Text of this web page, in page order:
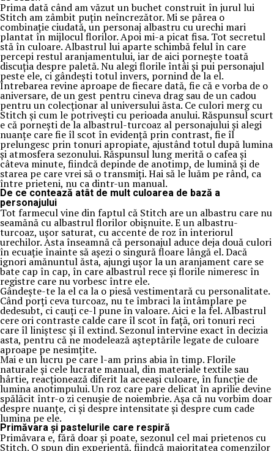
Prima dată când am văzut un buchet construit în jurul lui
Stitch am zâmbit puțin neîncrezător. Mi se părea o
combinație ciudată, un personaj albastru cu urechi mari
plantat în mijlocul florilor. Apoi mi-a picat fisa. Tot secretul
stă în culoare. Albastrul lui aparte schimbă felul în care
percepi restul aranjamentului, iar de aici pornește toată
discuția despre paletă. Nu alegi florile întâi și pui personajul
peste ele, ci gândești totul invers, pornind de la el.
Întrebarea revine aproape de fiecare dată, fie că e vorba de o
aniversare, de un gest pentru cineva drag sau de un cadou
pentru un colecționar al universului ăsta. Ce culori merg cu
Stitch și cum le potrivești cu perioada anului. Răspunsul scurt
e că pornești de la albastrul-turcoaz al personajului și alegi
nuanțe care fie îl scot în evidență prin contrast, fie îl
prelungesc prin tonuri apropiate, ajustând totul după lumina
și atmosfera sezonului. Răspunsul lung merită o cafea și
câteva minute, fiindcă depinde de anotimp, de lumină și de
starea pe care vrei să o transmiți. Hai să le luăm pe rând, ca
între prieteni, nu ca dintr-un manual.
De ce contează atât de mult culoarea de bază a
personajului
Tot farmecul vine din faptul că Stitch are un albastru care nu
seamănă cu albastrul florilor obișnuite. E un albastru-
turcoaz, ușor saturat, cu accente de roz în interiorul
urechilor. Asta înseamnă că personajul aduce deja două culori
în ecuație înainte să așezi o singură floare lângă el. Dacă
ignori amănuntul ăsta, ajungi ușor la un aranjament care se
bate cap în cap, în care albastrul rece și florile nimeresc în
registre care nu vorbesc între ele.
Gândește-te la el ca la o piesă vestimentară cu personalitate.
Când porți ceva turcoaz, nu te îmbraci la întâmplare pe
dedesubt, ci cauți ce-l pune în valoare. Aici e la fel. Albastrul
cere ori contraste calde care îl scot în față, ori tonuri reci
care îl liniștesc și îl extind. Sezonul intervine exact în decizia
asta, pentru că ne modelează așteptările legate de culoare
aproape pe nesimțite.
Mai e un lucru pe care l-am prins abia în timp. Florile
naturale și cele lucrate manual, din materiale textile sau
hârtie, reacționează diferit la aceeași culoare, în funcție de
lumina anotimpului. Un roz care pare delicat în aprilie devine
spălăcit într-o zi cenușie de noiembrie. Așa că nu vorbim doar
despre nuanțe, ci și despre intensitate și despre cum cade
lumina pe ele.
Primăvara și pastelurile care respiră
Primăvara e, fără doar și poate, sezonul cel mai prietenos cu
Stitch. O spun din experiență, fiindcă majoritatea comenzilor